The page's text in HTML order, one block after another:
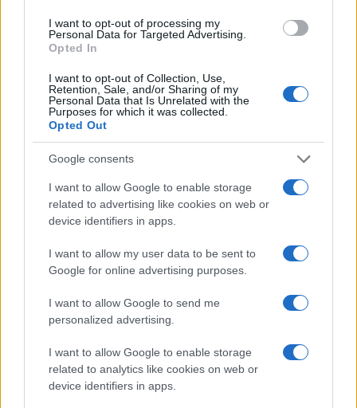
I want to opt-out of processing my
Personal Data for Targeted Advertising.
Opted In
I want to opt-out of Collection, Use,
Retention, Sale, and/or Sharing of my
Personal Data that Is Unrelated with the
Purposes for which it was collected.
Opted Out
Google consents
I want to allow Google to enable storage
related to advertising like cookies on web or
device identifiers in apps.
I want to allow my user data to be sent to
Google for online advertising purposes.
I want to allow Google to send me
personalized advertising.
I want to allow Google to enable storage
related to analytics like cookies on web or
device identifiers in apps.
Pagina
Precedente
Leggi i commenti
SEDUTE SATIRICHE
Vignetta del 07/08/2026
Vai all'archivio delle vignette